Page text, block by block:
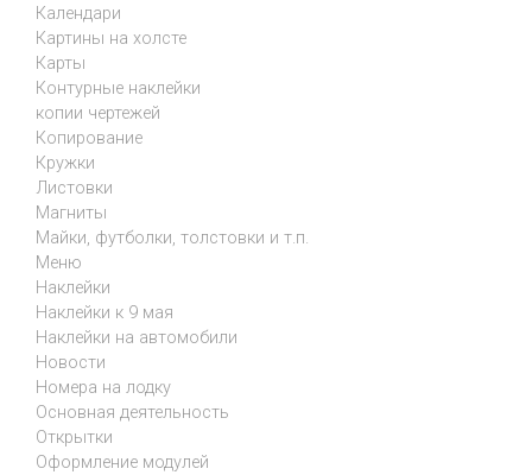
Календари
Картины на холсте
Карты
Контурные наклейки
копии чертежей
Копирование
Кружки
Листовки
Магниты
Майки, футболки, толстовки и т.п.
Меню
Наклейки
Наклейки к 9 мая
Наклейки на автомобили
Новости
Номера на лодку
Основная деятельность
Открытки
Оформление модулей